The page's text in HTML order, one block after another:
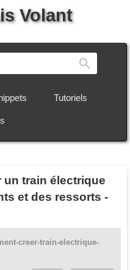
Volant
Tutoriels
un train électrique
et des ressorts -
creer-train-electrique-